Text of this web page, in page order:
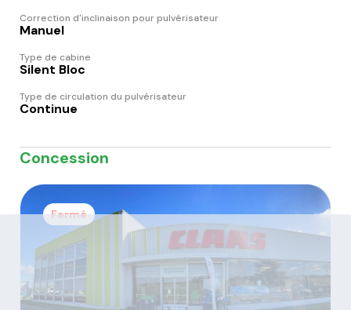
Correction d'inclinaison pour pulvérisateur
Manuel
Type de cabine
Silent Bloc
Type de circulation du pulvérisateur
Continue
Concession
Fermé